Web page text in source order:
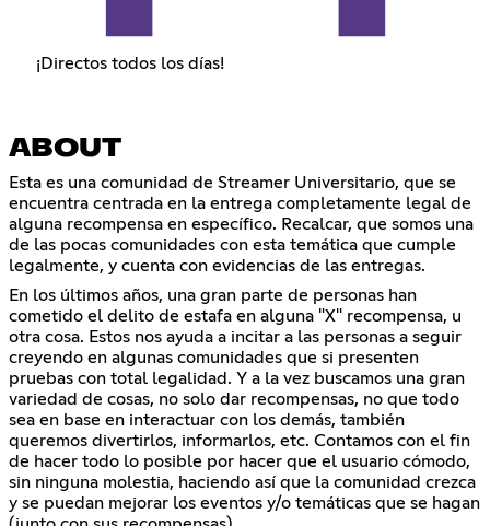
¡Directos todos los días!
ABOUT
Esta es una comunidad de Streamer Universitario, que se
encuentra centrada en la entrega completamente legal de
alguna recompensa en específico. Recalcar, que somos una
de las pocas comunidades con esta temática que cumple
legalmente, y cuenta con evidencias de las entregas.
En los últimos años, una gran parte de personas han
cometido el delito de estafa en alguna "X" recompensa, u
otra cosa. Estos nos ayuda a incitar a las personas a seguir
creyendo en algunas comunidades que si presenten
pruebas con total legalidad. Y a la vez buscamos una gran
variedad de cosas, no solo dar recompensas, no que todo
sea en base en interactuar con los demás, también
queremos divertirlos, informarlos, etc. Contamos con el fin
de hacer todo lo posible por hacer que el usuario cómodo,
sin ninguna molestia, haciendo así que la comunidad crezca
y se puedan mejorar los eventos y/o temáticas que se hagan